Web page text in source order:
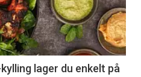
lager du enkelt på